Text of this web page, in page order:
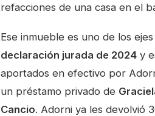
refacciones de una casa en el
Ese inmueble es uno de los
declaración jurada de 2024 y
aportados en efectivo por
un préstamo privado de
Cancio. Adorni ya les devolvió